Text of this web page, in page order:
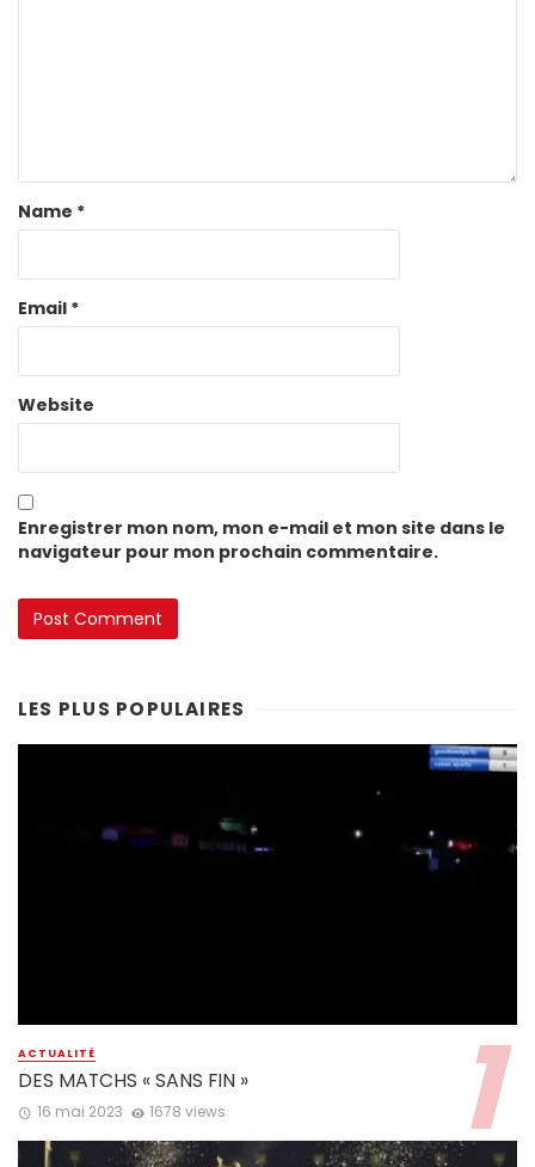
Name *
Email *
Website
Enregistrer mon nom, mon e-mail et mon site dans le
navigateur pour mon prochain commentaire.
LES PLUS POPULAIRES
ACTUALITÉ
DES MATCHS « SANS FIN »
16 mai 2023 1678 views